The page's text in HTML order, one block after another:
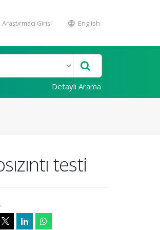
Araştırmacı Girişi English
Detaylı Arama
testi